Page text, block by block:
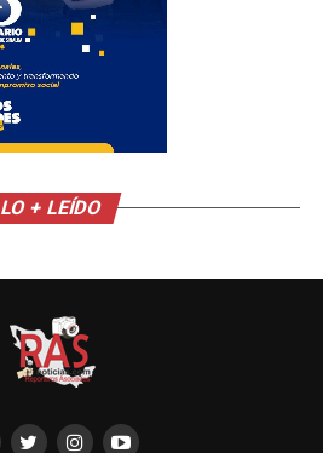
LO + LEÍDO